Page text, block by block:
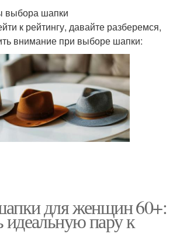
выбора шапки
к рейтингу, давайте разберемся,
внимание при выборе шапки:
для женщин 60+:
идеальную пару к